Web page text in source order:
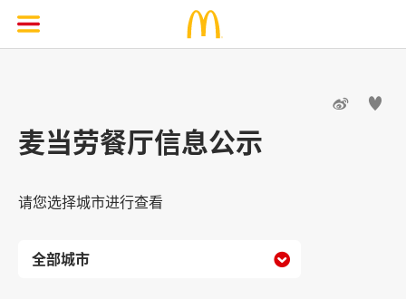
 
麦当劳餐厅信息公示
请您选择城市进行查看
